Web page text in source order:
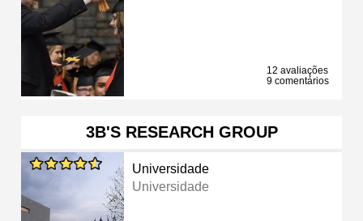
12 avaliações
9 comentários
3B'S RESEARCH GROUP
Universidade
Universidade